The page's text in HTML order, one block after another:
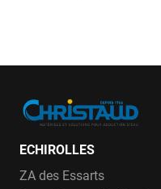
ECHIROLLES
ZA des Essarts